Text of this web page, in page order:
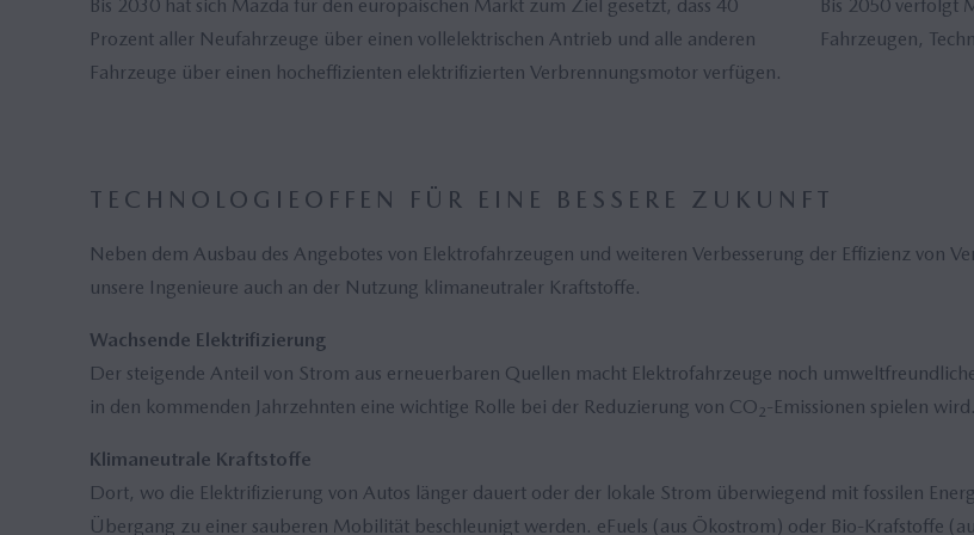
Bis 2030 hat sich Mazda für den europäischen Markt zum Ziel gesetzt, dass 40
Prozent aller Neufahrzeuge über einen vollelektrischen Antrieb und alle anderen
Fahrzeuge über einen hocheffizienten elektrifizierten Verbrennungsmotor verfügen.
Bis 2050 verfolgt
Fahrzeugen,
TECHNOLOGIEOFFEN FÜR EINE BESSERE ZUKUNFT
Neben dem Ausbau des Angebotes von Elektrofahrzeugen und weiteren Verbesserung der Effizienz von
unsere Ingenieure auch an der Nutzung klimaneutraler Kraftstoffe.
Wachsende Elektrifizierung
Der steigende Anteil von Strom aus erneuerbaren Quellen macht Elektrofahrzeuge noch
in den kommenden Jahrzehnten eine wichtige Rolle bei der Reduzierung von CO2-Emissionen spielen wird.
Klimaneutrale Kraftstoffe
Dort, wo die Elektrifizierung von Autos länger dauert oder der lokale Strom überwiegend mit fossilen
Übergang zu einer sauberen Mobilität beschleunigt werden. eFuels (aus Ökostrom) oder Bio-Krafstoffe